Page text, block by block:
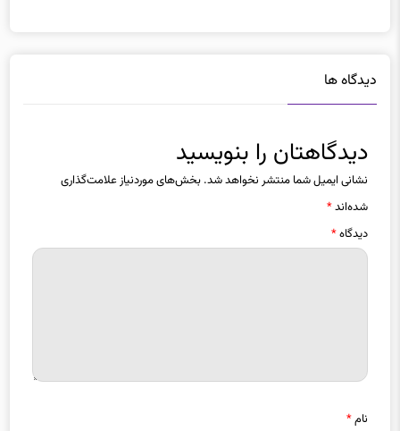
دیدگاه ها
دیدگاهتان را بنویسید
نشانی ایمیل شما منتشر نخواهد شد. بخش‌های موردنیاز علامت‌گذاری
شده‌اند*
دیدگاه*
نام*